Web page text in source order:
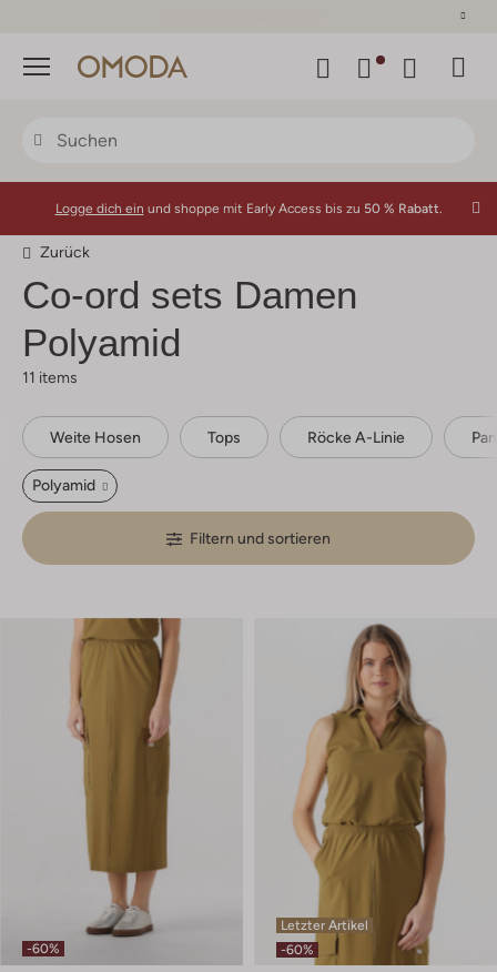
Menü
Logge dich ein und shoppe mit Early Access bis zu 50 % Rabatt.
Zurück
Co-ord sets Damen
Polyamid
11 items
Weite Hosen Tops Röcke A-Linie
Polyamid
Filtern und sortieren
-60%
Letzter Artikel
-60%